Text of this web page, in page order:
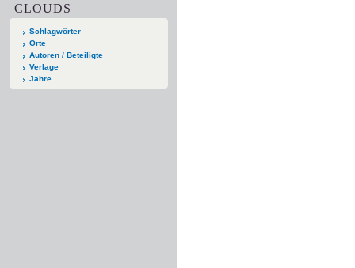
CLOUDS
Schlagwörter
Orte
Autoren / Beteiligte
Verlage
Jahre